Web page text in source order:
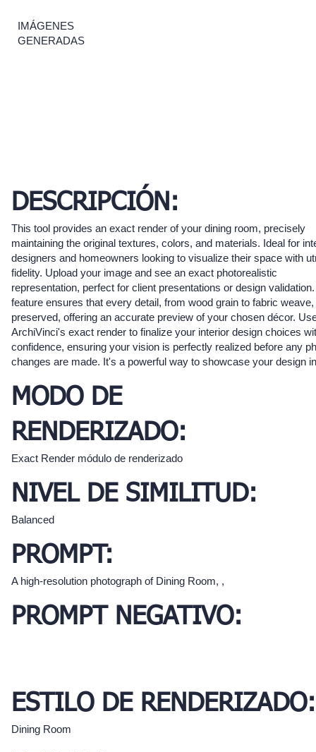
IMÁGENES
GENERADAS
DESCRIPCIÓN:
This tool provides an exact render of your dining room, precisely
maintaining the original textures, colors, and materials. Ideal for
designers and homeowners looking to visualize their space with
fidelity. Upload your image and see an exact photorealistic
representation, perfect for client presentations or design
feature ensures that every detail, from wood grain to fabric
preserved, offering an accurate preview of your chosen décor.
ArchiVinci's exact render to finalize your interior design choices
confidence, ensuring your vision is perfectly realized before any
changes are made. It's a powerful way to showcase your design
MODO DE
RENDERIZADO:
Exact Render módulo de renderizado
NIVEL DE SIMILITUD:
Balanced
PROMPT:
A high-resolution photograph of Dining Room, ,
PROMPT NEGATIVO:
ESTILO DE RENDERIZADO:
Dining Room